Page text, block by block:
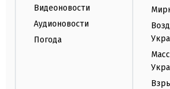
Видеоновости
Аудионовости
Погода